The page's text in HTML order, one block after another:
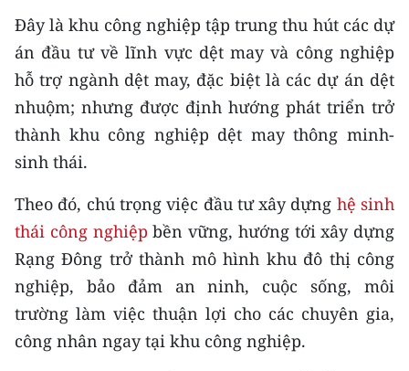
Media Du lịch
Media Thế giới
Media Thể thao
Media Giáo dục
Media Khoa học - Công nghệ
Media Môi trường
Ảnh
Infographic
Đây là khu công nghiệp tập trung thu hút các dự
án đầu tư về lĩnh vực dệt may và công nghiệp
hỗ trợ ngành dệt may, đặc biệt là các dự án dệt
nhuộm; nhưng được định hướng phát triển trở
thành khu công nghiệp dệt may thông minh-
sinh thái.
Theo đó, chú trọng việc đầu tư xây dựng hệ sinh
thái công nghiệp bền vững, hướng tới xây dựng
Rạng Đông trở thành mô hình khu đô thị công
nghiệp, bảo đảm an ninh, cuộc sống, môi
trường làm việc thuận lợi cho các chuyên gia,
công nhân ngay tại khu công nghiệp.